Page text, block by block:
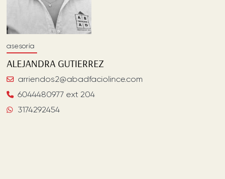
asesoría
ALEJANDRA GUTIERREZ
arriendos2@abadfaciolince.com
6044480977 ext 204
3174292454